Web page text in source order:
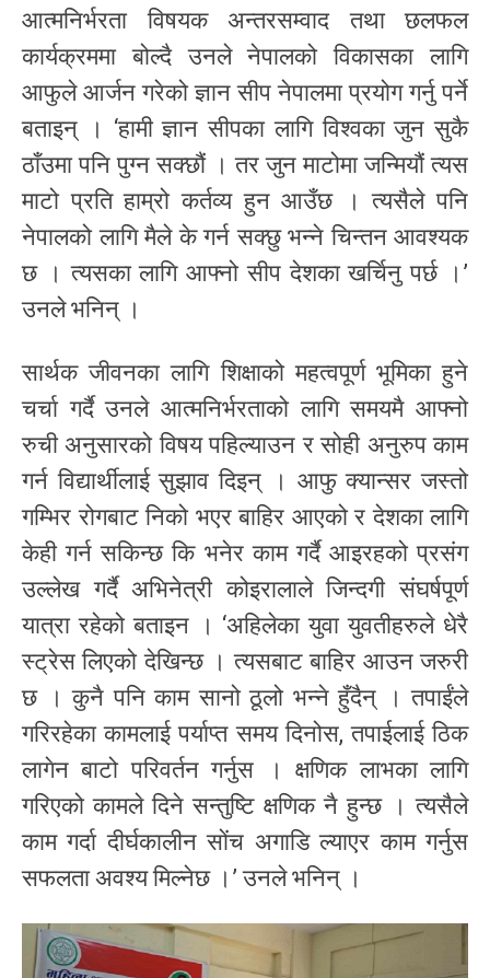
आत्मनिर्भरता विषयक अन्तरसम्वाद तथा छलफल
कार्यक्रममा बोल्दै उनले नेपालको विकासका लागि
आफुले आर्जन गरेको ज्ञान सीप नेपालमा प्रयोग गर्नु पर्ने
बताइन् । ‘हामी ज्ञान सीपका लागि विश्वका जुन सुकै
ठाँउमा पनि पुग्न सक्छौं । तर जुन माटोमा जन्मियौं त्यस
माटो प्रति हाम्रो कर्तव्य हुन आउँछ । त्यसैले पनि
नेपालको लागि मैले के गर्न सक्छु भन्ने चिन्तन आवश्यक
छ । त्यसका लागि आफ्नो सीप देशका खर्चिनु पर्छ ।’
उनले भनिन् ।
सार्थक जीवनका लागि शिक्षाको महत्वपूर्ण भूमिका हुने
चर्चा गर्दै उनले आत्मनिर्भरताको लागि समयमै आफ्नो
रुची अनुसारको विषय पहिल्याउन र सोही अनुरुप काम
गर्न विद्यार्थीलाई सुझाव दिइन् । आफु क्यान्सर जस्तो
गम्भिर रोगबाट निको भएर बाहिर आएको र देशका लागि
केही गर्न सकिन्छ कि भनेर काम गर्दै आइरहको प्रसंग
उल्लेख गर्दै अभिनेत्री कोइरालाले जिन्दगी संघर्षपूर्ण
यात्रा रहेको बताइन । ‘अहिलेका युवा युवतीहरुले धेरै
स्ट्रेस लिएको देखिन्छ । त्यसबाट बाहिर आउन जरुरी
छ । कुनै पनि काम सानो ठूलो भन्ने हुँदैन् । तपाईंले
गरिरहेका कामलाई पर्याप्त समय दिनोस, तपाईलाई ठिक
लागेन बाटो परिवर्तन गर्नुस । क्षणिक लाभका लागि
गरिएको कामले दिने सन्तुष्टि क्षणिक नै हुन्छ । त्यसैले
काम गर्दा दीर्घकालीन सोंच अगाडि ल्याएर काम गर्नुस
सफलता अवश्य मिल्नेछ ।’ उनले भनिन् ।